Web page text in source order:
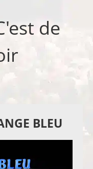
de
BLEU